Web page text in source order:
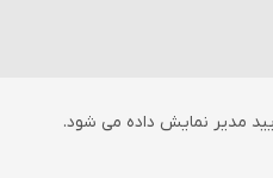
مدیر نمایش داده می شود.